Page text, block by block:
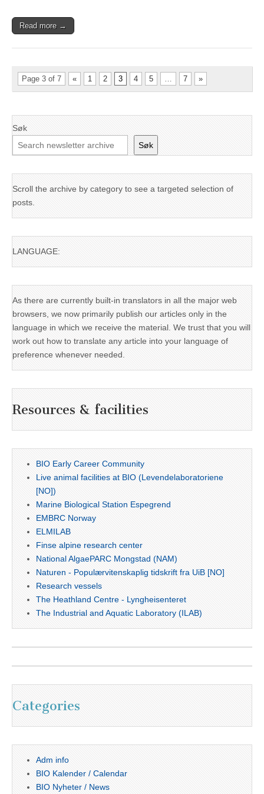
Read more →
Page 3 of 7 « 1 2 3 4 5 … 7 »
Søk
Søk
Scroll the archive by category to see a targeted selection of
posts.
LANGUAGE:
As there are currently built-in translators in all the major web
browsers, we now primarily publish our articles only in the
language in which we receive the material. We trust that you will
work out how to translate any article into your language of
preference whenever needed.
Resources & facilities
BIO Early Career Community
Live animal facilities at BIO (Levendelaboratoriene
[NO])
Marine Biological Station Espegrend
EMBRC Norway
ELMILAB
Finse alpine research center
National AlgaePARC Mongstad (NAM)
Naturen - Populærvitenskaplig tidskrift fra UiB [NO]
Research vessels
The Heathland Centre - Lyngheisenteret
The Industrial and Aquatic Laboratory (ILAB)
Categories
Adm info
BIO Kalender / Calendar
BIO Nyheter / News